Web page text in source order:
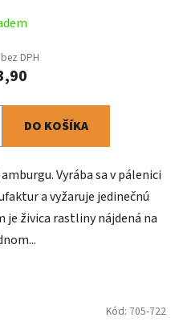
DPH
DO KOŠÍKA
Vyrába sa v pálenici
a vyžaruje jedinečnú
je živica rastliny nájdená na
Kód: 705-722